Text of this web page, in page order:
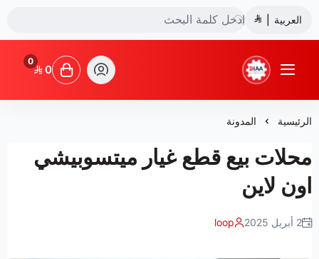
العربية
شركة ضياء البشائر للتجارة
0
0
الرئيسية المدونة
محلات بيع قطع غيار ميتسوبيشي
اون لاين
2 أبريل 2025 loop